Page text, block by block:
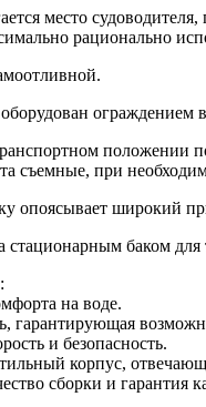
место
рационально
положении
съемные, при
опоясывает широкий
стационарным баком для
на воде.
гарантирующая
и безопасность.
корпус,
сборки и гарантия